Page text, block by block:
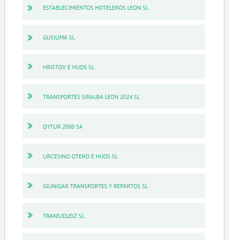
ESTABLECIMIENTOS HOTELEROS LEON SL
GUSILIMA SL
HRISTOV E HIJOS SL
TRANSPORTES SIRALBA LEON 2024 SL
DYTUR 2000 SA
URCESINO OTERO E HIJOS SL
GIUNIGAR TRANSPORTES Y REPARTOS SL
TRANSJOLEIZ SL